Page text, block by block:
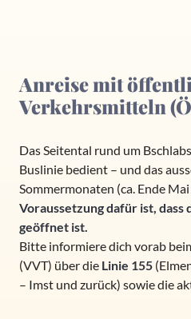
Anreise mit
Verkehrsmitteln
Das Seitental rund um
Buslinie bedient – und das
Sommermonaten (ca. Ende
Voraussetzung dafür ist,
geöffnet ist.
Bitte informiere dich vorab
(VVT) über die Linie 155
– Imst und zurück) sowie die